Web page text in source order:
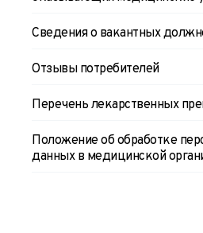
Сведения о вакантных
Отзывы потребителей
Перечень лекарственных
Положение об обработке
данных в медицинской